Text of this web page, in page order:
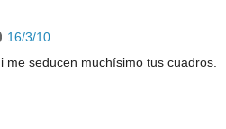
16/3/10
me seducen muchísimo tus cuadros.